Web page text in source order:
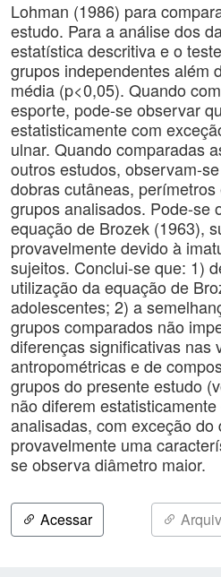
Lohman (1986) para
estudo. Para a análise dos
estatística descritiva e o
grupos independentes além
média (p<0,05). Quando
esporte, pode-se observar
estatisticamente com
ulnar. Quando comparadas
outros estudos, observam-
dobras cutâneas,
grupos analisados. Pode-se
equação de Brozek (1963),
provavelmente devido à
sujeitos. Conclui-se que: 1)
utilização da equação de
adolescentes; 2) a
grupos comparados não
diferenças significativas nas
antropométricas e de
grupos do presente estudo
não diferem
analisadas, com exceção do
provavelmente uma
se observa diâmetro maior.
Acessar